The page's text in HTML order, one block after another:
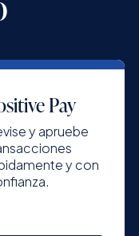
Pay
y apruebe
y con